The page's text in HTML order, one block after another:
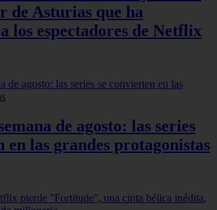
de Asturias que ha
los espectadores de Netflix
de agosto: las series
en las grandes protagonistas